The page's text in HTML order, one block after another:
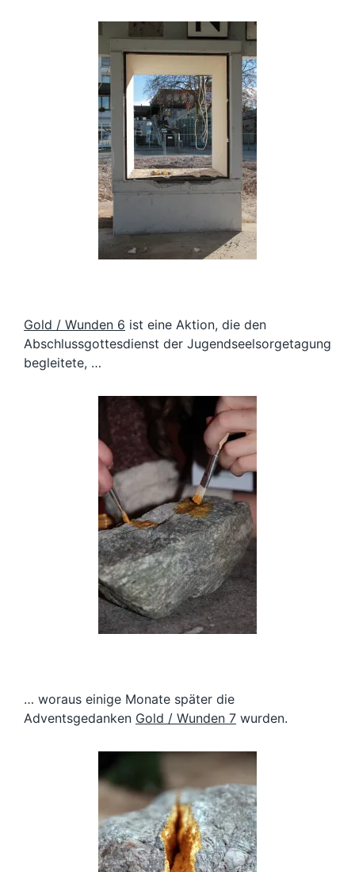
Gold / Wunden 6 ist eine Aktion, die den
Abschlussgottesdienst der Jugendseelsorgetagung
begleitete, …
… woraus einige Monate später die
Adventsgedanken Gold / Wunden 7 wurden.